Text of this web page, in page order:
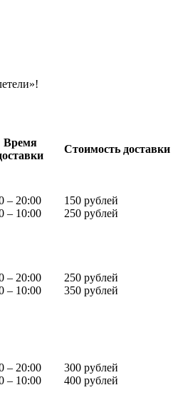
Время
Стоимость доставки
– 20:00
– 10:00
150 рублей
250 рублей
– 20:00
– 10:00
250 рублей
350 рублей
– 20:00
– 10:00
300 рублей
400 рублей